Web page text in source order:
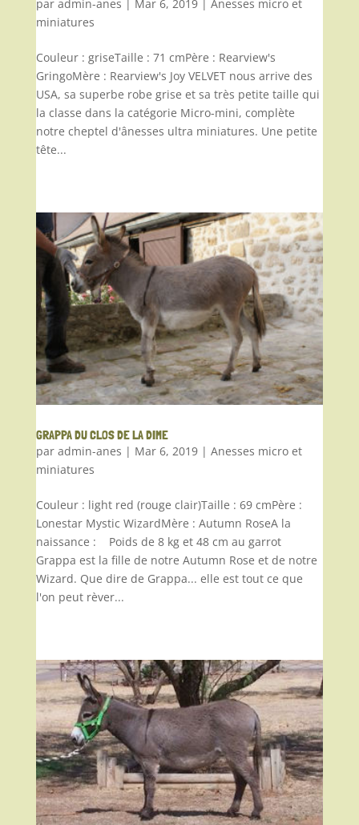
par admin-anes | Mar 6, 2019| Anesses micro et
miniatures
Couleur : griseTaille : 71 cmPère : Rearview's
GringoMère : Rearview's Joy VELVET nous arrive des
USA, sa superbe robe grise et sa très petite taille qui
la classe dans la catégorie Micro-mini, complète
notre cheptel d'ânesses ultra miniatures. Une petite
tête...
GRAPPA DU CLOS DE LA DIME
par admin-anes | Mar 6, 2019| Anesses micro et
miniatures
Couleur : light red (rouge clair)Taille : 69 cmPère :
Lonestar Mystic WizardMère : Autumn RoseA la
naissance : Poids de 8 kg et 48 cm au garrot
Grappa est la fille de notre Autumn Rose et de notre
Wizard. Que dire de Grappa... elle est tout ce que
l'on peut rèver...